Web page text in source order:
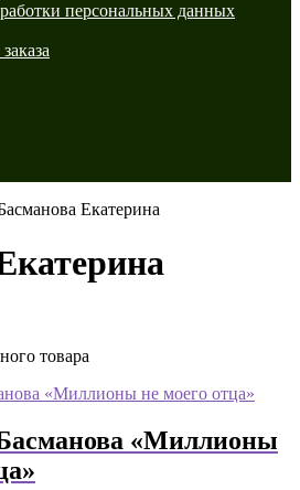
персональных данных
Екатерина
товара
«Миллионы